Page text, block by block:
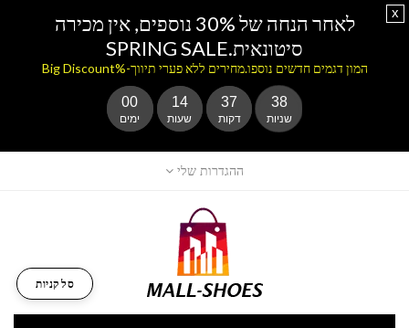
ההגדרות שלי
סל קניות
לאחר הנחה של 30% נוספים, אין מכירה
סיטונאית.SPRING SALE
המון דגמים חדשים נוספו.מחירים ללא פערי תיווך-%Big Discount
00
ימים
14
שעות
37
דקות
38
שניות
x